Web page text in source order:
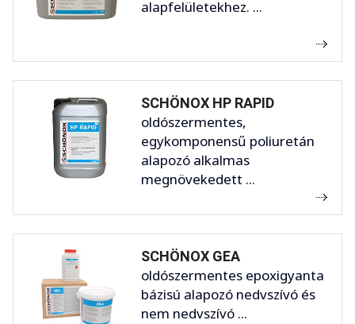
alapfelületekhez. ...
SCHÖNOX HP RAPID
oldószermentes,
egykomponensű poliuretán
alapozó alkalmas
megnövekedett ...
SCHÖNOX GEA
oldószermentes epoxigyanta
bázisú alapozó nedvszívó és
nem nedvszívó ...